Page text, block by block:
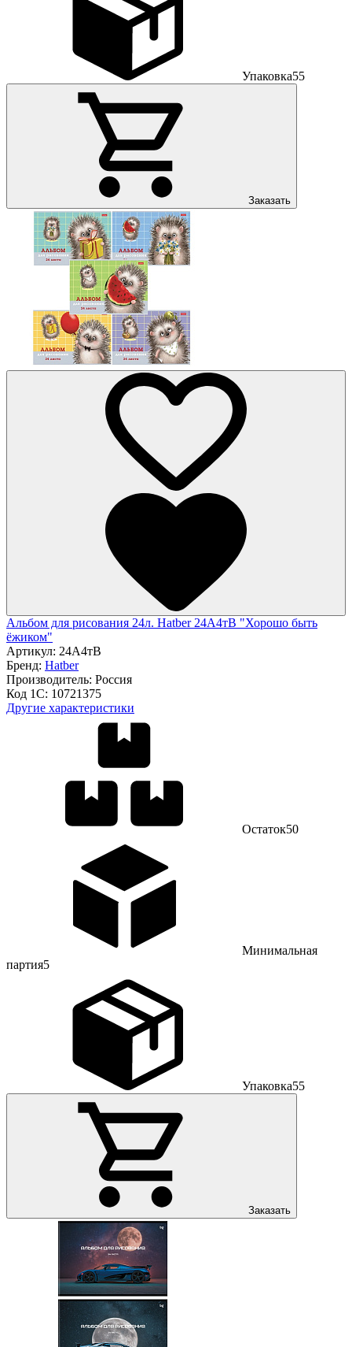
Упаковка55
Заказать
Альбом для рисования 24л. Hatber 24А4тВ "Хорошо быть
ёжиком"
Артикул: 24А4тВ
Бренд: Hatber
Производитель: Россия
Код 1С: 10721375
Другие характеристики
Остаток50
Минимальная
партия5
Упаковка55
Заказать